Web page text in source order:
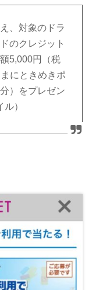
、対象のドラ
のクレジット
5,000円（税
にときめきポ
）をプレゼン
）